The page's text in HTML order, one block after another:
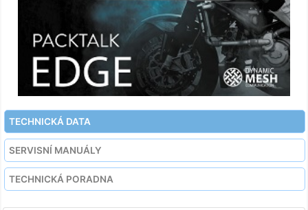
TECHNICKÁ DATA
SERVISNÍ MANUÁLY
TECHNICKÁ PORADNA